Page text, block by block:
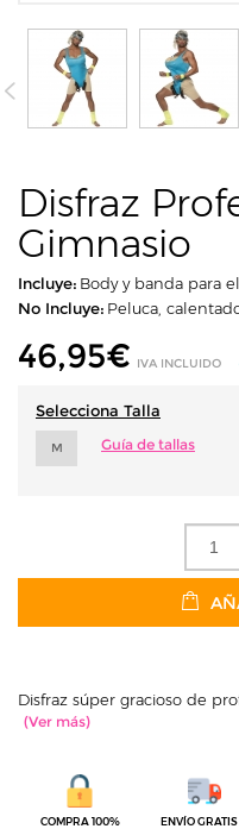
Disfraz
Gimnasio
Incluye: Body y banda para
No Incluye: Peluca,
46,95€ IVA INCLUIDO
Selecciona Talla
M Guía de tallas
Disfraz súper gracioso de
COMPRA 100%
ENVÍO